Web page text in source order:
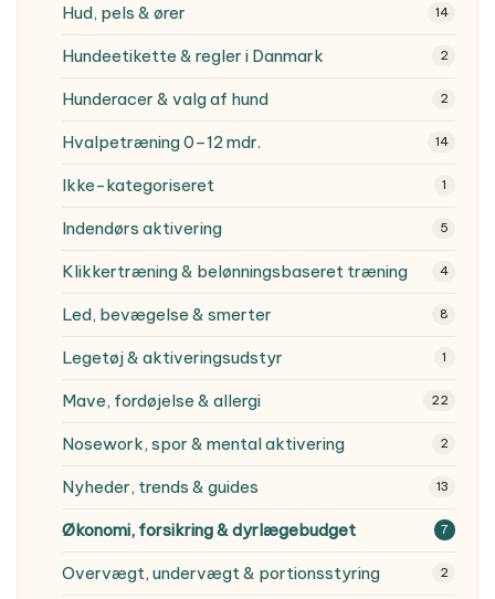
Hud, pels & ører 14
Hundeetikette & regler i Danmark 2
Hunderacer & valg af hund 2
Hvalpetræning0–12 mdr. 14
Ikke-kategoriseret 1
Indendørs aktivering 5
Klikkertræning & belønningsbaseret træning 4
Led, bevægelse & smerter 8
Legetøj & aktiveringsudstyr 1
Mave, fordøjelse & allergi 22
Nosework, spor & mental aktivering 2
Nyheder, trends & guides 13
Økonomi, forsikring & dyrlægebudget 7
Overvægt, undervægt & portionsstyring 2